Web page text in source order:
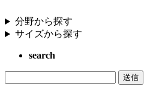
分野から探す
サイズから探す
search